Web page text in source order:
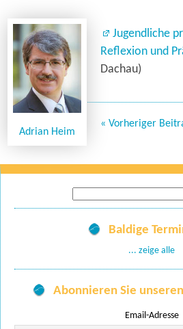
Adrian Heim
Jugendliche
Reflexion und
Dachau)
« Vorheriger
nach:
Baldige
... zeige alle
Abonnieren Sie
Email-Adresse